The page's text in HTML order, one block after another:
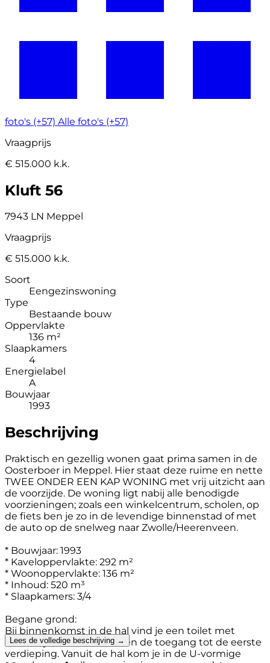
foto's (+57) Alle foto's (+57)
Vraagprijs
€ 515.000 k.k.
Kluft 56
7943 LN Meppel
Vraagprijs
€ 515.000 k.k.
Soort
Eengezinswoning
Type
Bestaande bouw
Oppervlakte
136 m²
Slaapkamers
4
Energielabel
A
Bouwjaar
1993
Beschrijving
Praktisch en gezellig wonen gaat prima samen in de
Oosterboer in Meppel. Hier staat deze ruime en nette
TWEE ONDER EEN KAP WONING met vrij uitzicht aan
de voorzijde. De woning ligt nabij alle benodigde
voorzieningen; zoals een winkelcentrum, scholen, op
de fiets ben je zo in de levendige binnenstad of met
de auto op de snelweg naar Zwolle/Heerenveen.
* Bouwjaar: 1993
* Kaveloppervlakte: 292 m²
* Woonoppervlakte: 136 m²
* Inhoud: 520 m³
* Slaapkamers: 3/4
Begane grond:
Bij binnenkomst in de hal vind je een toilet met
fonteintje, de meterkast en de toegang tot de eerste
verdieping. Vanuit de hal kom je in de U-vormige
Lees de volledige beschrijving →